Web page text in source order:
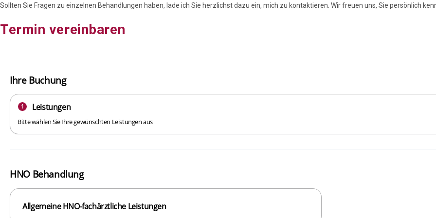
Sollten Sie Fragen zu einzelnen Behandlungen haben, lade ich Sie herzlichst dazu ein, mich zu kontaktieren. Wir freuen uns, Sie persönlich
Termin vereinbaren